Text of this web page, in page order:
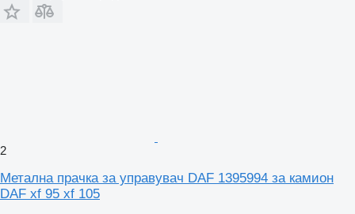
2
Метална прачка за управувач DAF 1395994 за камион
DAF xf 95 xf 105